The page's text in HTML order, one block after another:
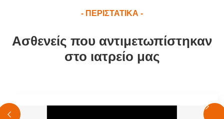
- ΠΕΡΙΣΤΑΤΙΚΑ -
Ασθενείς που αντιμετωπίστηκαν
στο ιατρείο μας